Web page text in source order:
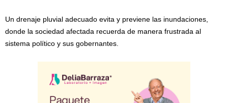
Un drenaje pluvial adecuado evita y previene las inundaciones,
donde la sociedad afectada recuerda de manera frustrada al
sistema político y sus gobernantes.